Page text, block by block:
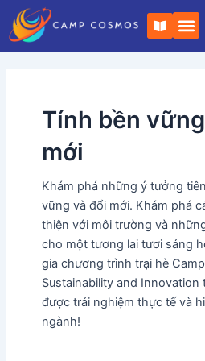
qua
S
á
c
h
Tính bền
mới
Khám phá những ý tưởng
vững và đổi mới. Khám phá
thiện với môi trường và
cho một tương lai tươi sáng
gia chương trình trại hè
Sustainability and Innovation
được trải nghiệm thực tế và
ngành!
Phân
trang